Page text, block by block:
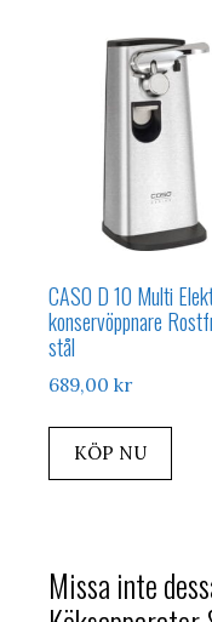
CASO D 10 Multi
konservöppnare
stål
689,00 kr
KÖP NU
Missa inte